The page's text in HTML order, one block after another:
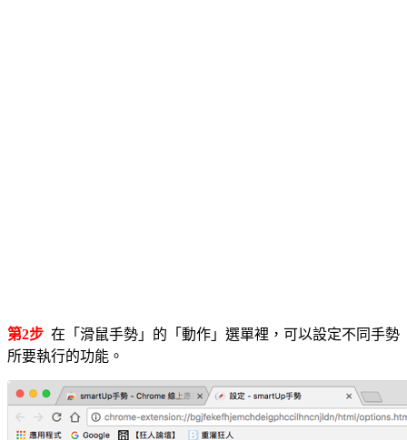
第2步 在「滑鼠手勢」的「動作」選單裡，可以設定不同手勢
所要執行的功能。